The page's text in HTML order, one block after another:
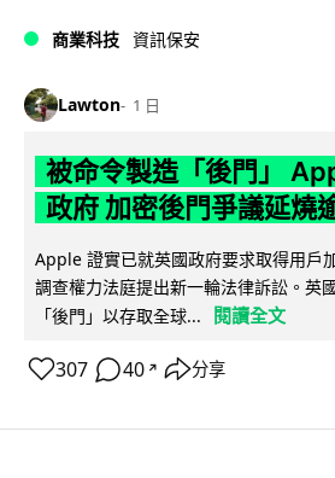
商業科技 資訊保安
Lawton 1 日
被命令製造「後門」
政府 加密後門爭議延燒
Apple 證實已就英國政府要求取得用戶
調查權力法庭提出新一輪法律訴訟。英
「後門」以存取全球...
閱讀全文
307 40 ↗ 分享